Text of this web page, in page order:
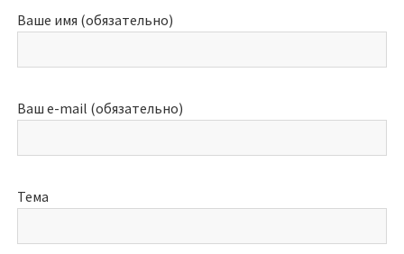
Ваше имя (обязательно)
Ваш e-mail (обязательно)
Тема